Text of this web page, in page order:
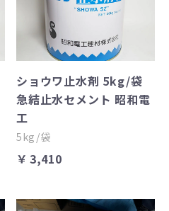
ショウワ止水剤 5kg/袋
急結止水セメント 昭和電
工
5kg/袋
￥3,410